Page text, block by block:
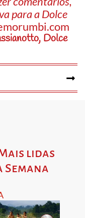
para a Dolce
, Dolce
lidas
Semana